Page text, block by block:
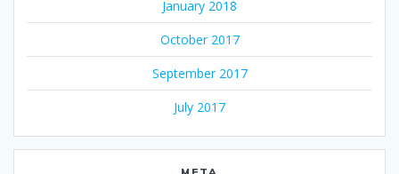
January 2018
October 2017
September 2017
July 2017